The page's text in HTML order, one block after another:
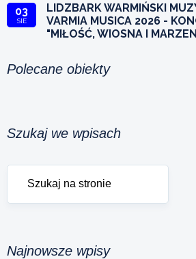
03
SIE
LIDZBARK WARMIŃSKI
VARMIA MUSICA 2026 -
"MIŁOŚĆ, WIOSNA I
Polecane obiekty
Szukaj we wpisach
Najnowsze wpisy